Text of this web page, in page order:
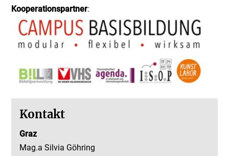
Kooperationspartner:
Kontakt
Graz
Mag.a Silvia Göhring